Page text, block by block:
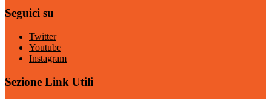
Seguici su
Twitter
Youtube
Instagram
Sezione Link Utili